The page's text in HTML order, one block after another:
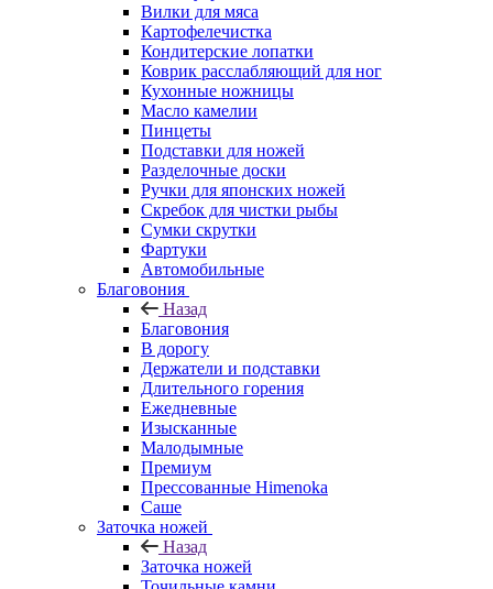
Вилки для мяса
Картофелечистка
Кондитерские лопатки
Коврик расслабляющий для ног
Кухонные ножницы
Масло камелии
Пинцеты
Подставки для ножей
Разделочные доски
Ручки для японских ножей
Скребок для чистки рыбы
Сумки скрутки
Фартуки
Автомобильные
Благовония
Назад
Благовония
В дорогу
Держатели и подставки
Длительного горения
Ежедневные
Изысканные
Малодымные
Премиум
Прессованные Himenoka
Саше
Заточка ножей
Назад
Заточка ножей